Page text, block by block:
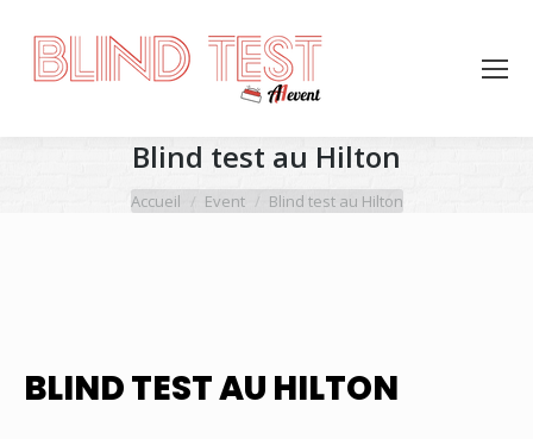
Blind test au Hilton
Vous êtes ici :
Accueil Event Blind test au Hilton
BLIND TEST AU HILTON